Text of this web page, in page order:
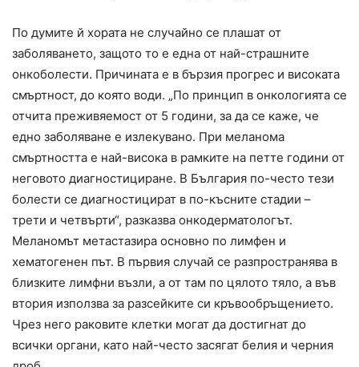
По думите й хората не случайно се плашат от
заболяването, защото то е една от най-страшните
онкоболести. Причината е в бързия прогрес и високата
смъртност, до която води. „По принцип в онкологията се
отчита преживяемост от 5 години, за да се каже, че
едно заболяване е излекувано. При меланома
смъртността е най-висока в рамките на петте години от
неговото диагностициране. В България по-често тези
болести се диагностицират в по-късните стадии –
трети и четвърти“, разказва онкодерматологът.
Меланомът метастазира основно по лимфен и
хематогенен път. В първия случай се разпространява в
близките лимфни възли, а от там по цялото тяло, а във
втория използва за разсейките си кръвообръщението.
Чрез него раковите клетки могат да достигнат до
всички органи, като най-често засягат белия и черния